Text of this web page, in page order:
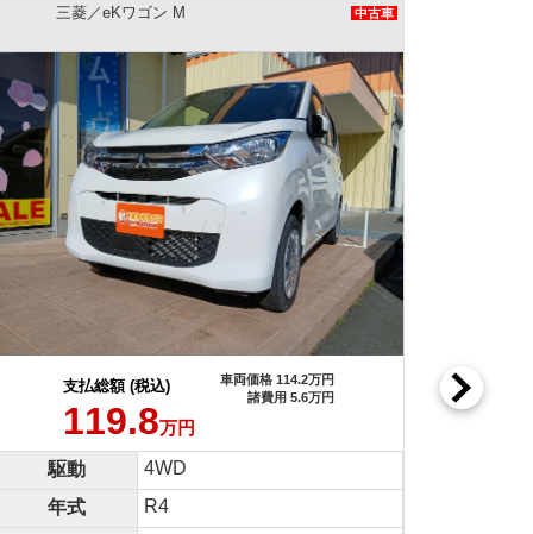
中古車
114.2万円
用 5.6万円
三菱／eKワゴン M
支払総額 (税込)
車両価格 114.2万円
諸費用 5.6万円